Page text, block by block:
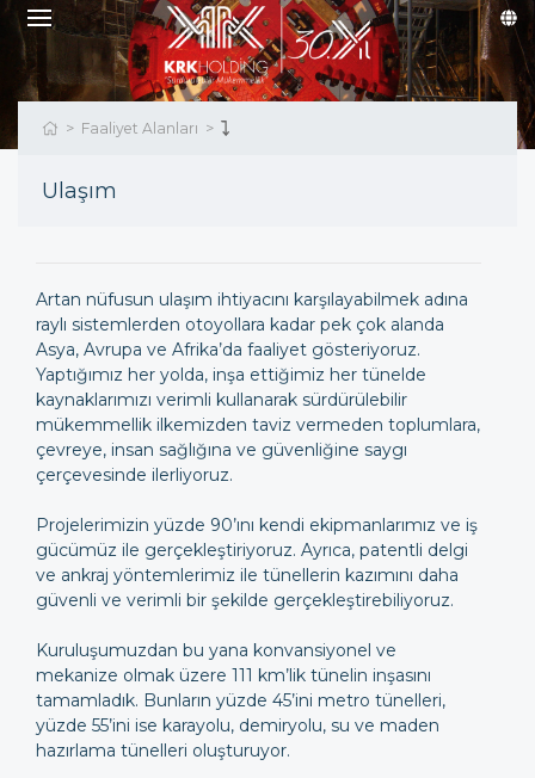
Faaliyet Alanları
Ulaşım
Artan nüfusun ulaşım ihtiyacını karşılayabilmek adına
raylı sistemlerden otoyollara kadar pek çok alanda
Asya, Avrupa ve Afrika’da faaliyet gösteriyoruz.
Yaptığımız her yolda, inşa ettiğimiz her tünelde
kaynaklarımızı verimli kullanarak sürdürülebilir
mükemmellik ilkemizden taviz vermeden toplumlara,
çevreye, insan sağlığına ve güvenliğine saygı
çerçevesinde ilerliyoruz.
Projelerimizin yüzde 90’ını kendi ekipmanlarımız ve iş
gücümüz ile gerçekleştiriyoruz. Ayrıca, patentli delgi
ve ankraj yöntemlerimiz ile tünellerin kazımını daha
güvenli ve verimli bir şekilde gerçekleştirebiliyoruz.
Kuruluşumuzdan bu yana konvansiyonel ve
mekanize olmak üzere 111 km’lik tünelin inşasını
tamamladık. Bunların yüzde 45’ini metro tünelleri,
yüzde 55’ini ise karayolu, demiryolu, su ve maden
hazırlama tünelleri oluşturuyor.